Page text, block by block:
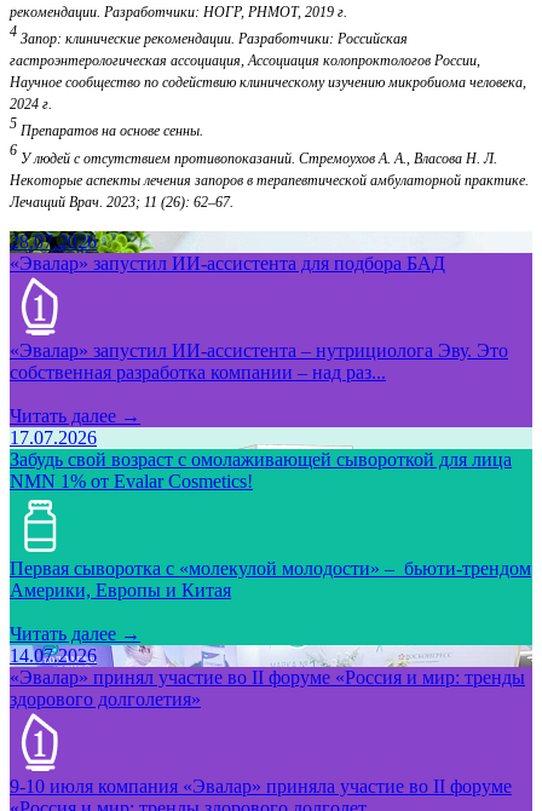
рекомендации. Разработчики: НОГР, РНМОТ, 2019 г.
4 Запор: клинические рекомендации. Разработчики: Российская
гастроэнтерологическая ассоциация, Ассоциация колопроктологов России,
Научное сообщество по содействию клиническому изучению микробиома человека,
2024 г.
5 Препаратов на основе сенны.
6 У людей с отсутствием противопоказаний. Стремоухов А. А., Власова Н. Л.
Некоторые аспекты лечения запоров в терапевтической амбулаторной практике.
Лечащий Врач. 2023; 11 (26): 62–67.
28.07.2026
«Эвалар» запустил ИИ-ассистента для подбора БАД
«Эвалар» запустил ИИ-ассистента – нутрициолога Эву. Это
собственная разработка компании – над раз...
Читать далее →
17.07.2026
Забудь свой возраст с омолаживающей сывороткой для лица
NMN 1% от Evalar Cosmetics!
Первая сыворотка с «молекулой молодости» – бьюти-трендом
Америки, Европы и Китая
Читать далее →
14.07.2026
«Эвалар» принял участие во II форуме «Россия и мир: тренды
здорового долголетия»
9-10 июля компания «Эвалар» приняла участие во II форуме